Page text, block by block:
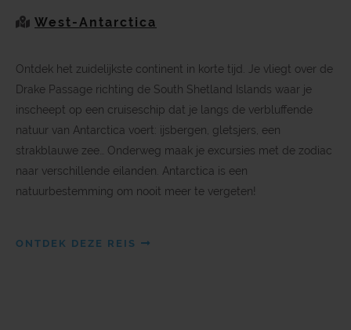
West-Antarctica
Ontdek het zuidelijkste continent in korte tijd. Je vliegt over de
Drake Passage richting de South Shetland Islands waar je
inscheept op een cruiseschip dat je langs de verbluffende
natuur van Antarctica voert: ijsbergen, gletsjers, een
strakblauwe zee… Onderweg maak je excursies met de zodiac
naar verschillende eilanden. Antarctica is een
natuurbestemming om nooit meer te vergeten!
ONTDEK DEZE REIS